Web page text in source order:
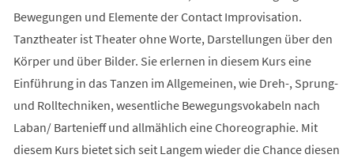
Bewegungen und Elemente der Contact Improvisation.
Tanztheater ist Theater ohne Worte, Darstellungen über den
Körper und über Bilder. Sie erlernen in diesem Kurs eine
Einführung in das Tanzen im Allgemeinen, wie Dreh-, Sprung-
und Rolltechniken, wesentliche Bewegungsvokabeln nach
Laban/ Bartenieff und allmählich eine Choreographie. Mit
diesem Kurs bietet sich seit Langem wieder die Chance diesen